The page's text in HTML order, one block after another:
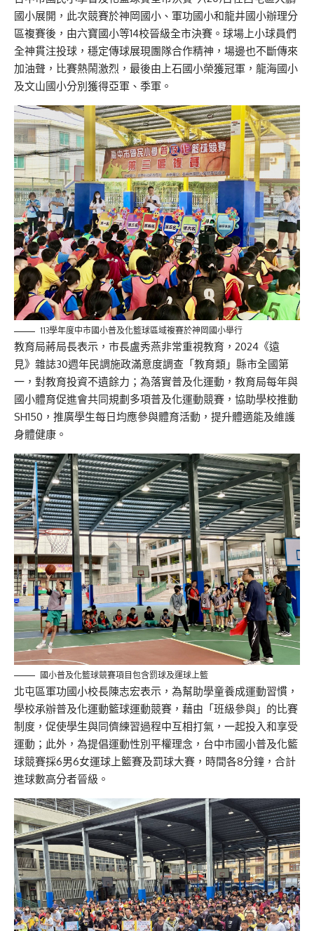
國小展開，此次競賽於神岡國小、軍功國小和龍井國小辦理分
區複賽後，由六寶國小等14校晉級全市決賽。球場上小球員們
全神貫注投球，穩定傳球展現團隊合作精神，場邊也不斷傳來
加油聲，比賽熱鬧激烈，最後由上石國小榮獲冠軍，龍海國小
及文山國小分別獲得亞軍、季軍。
113學年度中市國小普及化籃球區域複賽於神岡國小舉行
教育局蔣局長表示，市長盧秀燕非常重視教育，2024《遠
見》雜誌30週年民調施政滿意度調查「教育類」縣市全國第
一，對教育投資不遺餘力；為落實普及化運動，教育局每年與
國小體育促進會共同規劃多項普及化運動競賽，協助學校推動
SH150，推廣學生每日均應參與體育活動，提升體適能及維護
身體健康。
國小普及化籃球競賽項目包含罰球及運球上籃
北屯區軍功國小校長陳志宏表示，為幫助學童養成運動習慣，
學校承辦普及化運動籃球運動競賽，藉由「班級參與」的比賽
制度，促使學生與同儕練習過程中互相打氣，一起投入和享受
運動；此外，為提倡運動性別平權理念，台中市國小普及化籃
球競賽採6男6女運球上籃賽及罰球大賽，時間各8分鐘，合計
進球數高分者晉級。